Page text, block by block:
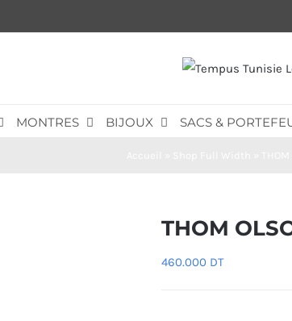
MONTRES BIJOUX SACS &
THOM
460.000 DT